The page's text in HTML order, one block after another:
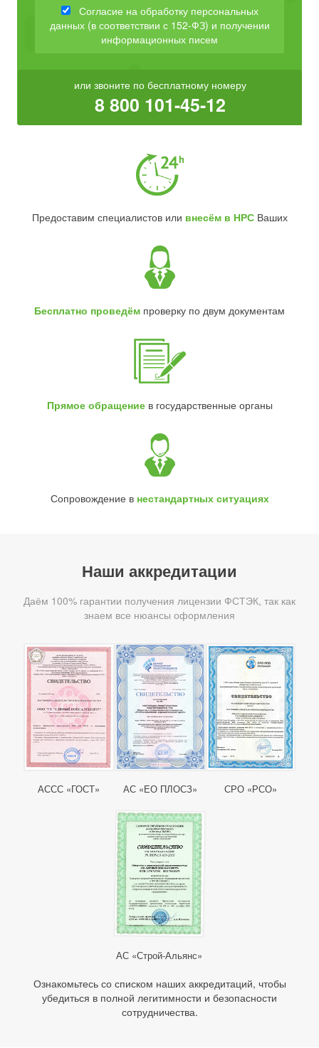
Согласие на обработку персональных
данных (в соответствии с 152-ФЗ) и получении
информационных писем
или звоните по бесплатному номеру
8 800 101-45-12
Предоставим специалистов или внесём в НРСВаших
Бесплатно проведём проверку по двум документам
Прямое обращениев государственные органы
Сопровождение в нестандартных ситуациях
Наши аккредитации
Даём 100% гарантии получения лицензии ФСТЭК, так как
знаем все нюансы оформления
АССС «ГОСТ» АС «ЕО ПЛОСЗ» СРО «РСО»
АС «Строй-Альянс»
Ознакомьтесь со списком наших аккредитаций, чтобы
убедиться в полной легитимности и безопасности
сотрудничества.